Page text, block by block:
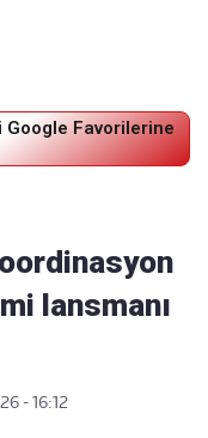
Google Favorilerine
lansmanı
- 16:12